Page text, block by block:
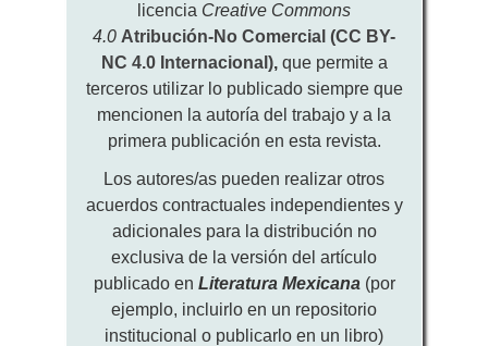
licencia Creative Commons
4.0 Atribución-No Comercial (CC BY-
NC 4.0 Internacional), que permite a
terceros utilizar lo publicado siempre que
mencionen la autoría del trabajo y a la
primera publicación en esta revista.
Los autores/as pueden realizar otros
acuerdos contractuales independientes y
adicionales para la distribución no
exclusiva de la versión del artículo
publicado en Literatura Mexicana (por
ejemplo, incluirlo en un repositorio
institucional o publicarlo en un libro)